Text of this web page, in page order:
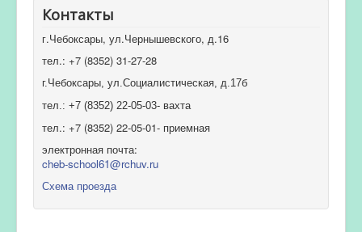
Контакты
г.Чебоксары, ул.Чернышевского, д.16
тел.: +7 (8352) 31-27-28
г.Чебоксары, ул.Социалистическая, д.17б
тел.: +7 (8352) 22-05-03- вахта
тел.: +7 (8352) 22-05-01- приемная
электронная почта:
cheb-school61@rchuv.ru
Схема проезда